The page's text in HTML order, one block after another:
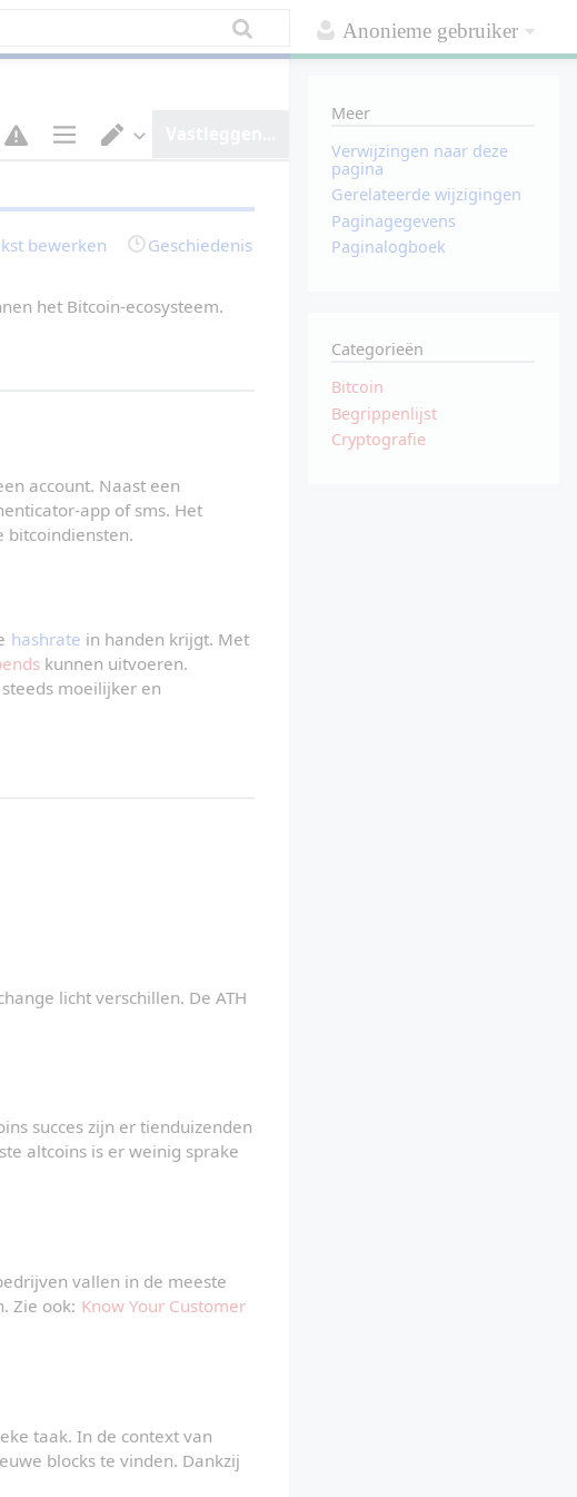
Anonieme gebruiker
i
a
n
s
t
e
k
v
e
s
h
bewerken Geschiedenis
het Bitcoin-ecosysteem.
account. Naast een
app of sms. Het
bitcoindiensten.
hashrate in handen krijgt. Met
kunnen uitvoeren.
moeilijker en
licht verschillen. De ATH
succes zijn er tienduizenden
altcoins is er weinig sprake
vallen in de meeste
Zie ook: Know Your Customer
taak. In de context van
blocks te vinden. Dankzij
Meer
Verwijzingen naar deze
pagina
Gerelateerde wijzigingen
Paginagegevens
Paginalogboek
Categorieën
Bitcoin
Begrippenlijst
Cryptografie